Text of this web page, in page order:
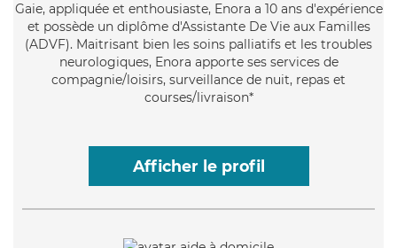
Gaie, appliquée et enthousiaste, Enora a 10 ans d'expérience
et possède un diplôme d'Assistante De Vie aux Familles
(ADVF). Maitrisant bien les soins palliatifs et les troubles
neurologiques, Enora apporte ses services de
compagnie/loisirs, surveillance de nuit, repas et
courses/livraison*
Afficher le profil